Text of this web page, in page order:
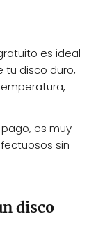
es ideal
tu disco duro,
es muy
sin
disco